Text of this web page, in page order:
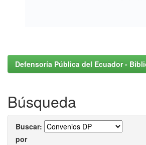
Defensoría Pública del Ecuador -
Búsqueda
Buscar:
por